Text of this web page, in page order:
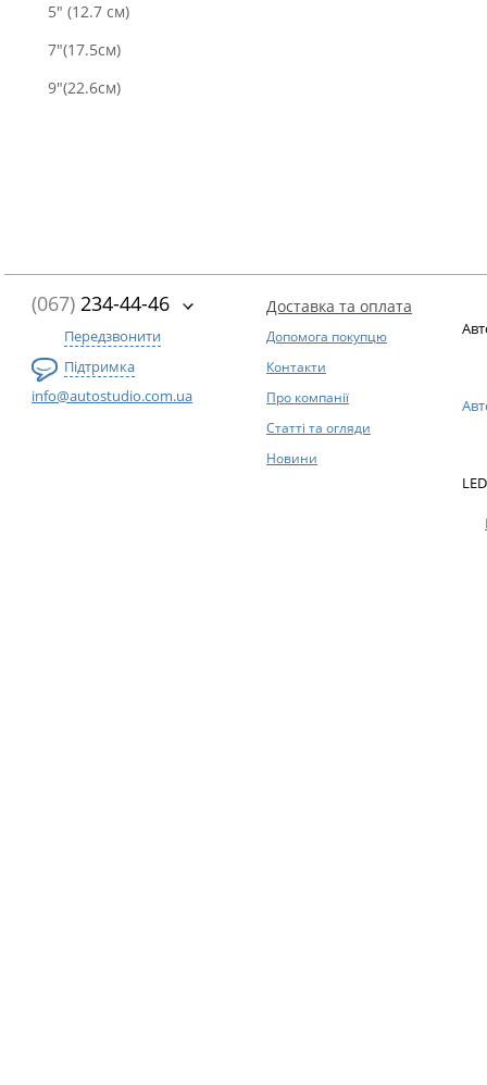
5" (12.7 см)
7"(17.5cм)
9"(22.6см)
(067) 234-44-46
Передзвонити
Підтримка
info@autostudio.com.ua
Доставка та оплата
Допомога покупцю
Контакти
Про компанії
Статті та огляди
Новини